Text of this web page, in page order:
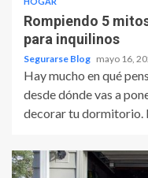
Rompiendo 5
para inquilinos
Segurarse Blog mayo 16,
Hay mucho en qué
desde dónde vas a
decorar tu dormitorio.